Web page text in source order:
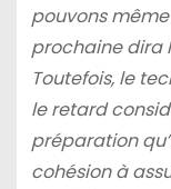
pouvons
prochaine dira
Toutefois, le
le retard
préparation
cohésion à